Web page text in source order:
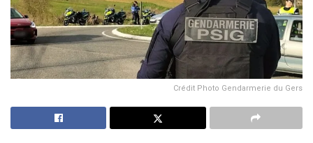
Crédit Photo Gendarmerie du Gers